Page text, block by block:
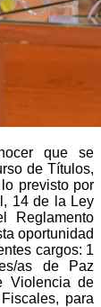
que se
de Títulos,
previsto por
14 de la Ley
Reglamento
oportunidad
cargos: 1
as de Paz
Violencia de
para